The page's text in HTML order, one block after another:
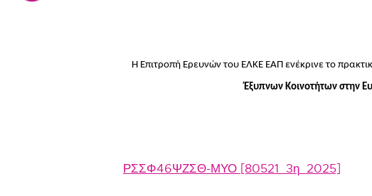
Η Επιτροπή Ερευνών του ΕΛΚΕ ΕΑΠ ενέκρινε το
Έξυπνων Κοινοτήτων στην
ΡΣΣΦ46ΨΖΣΘ-ΜΥΟ [80521_3η_2025]